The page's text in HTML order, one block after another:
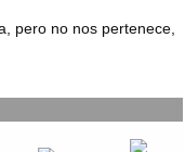
pero no nos pertenece,